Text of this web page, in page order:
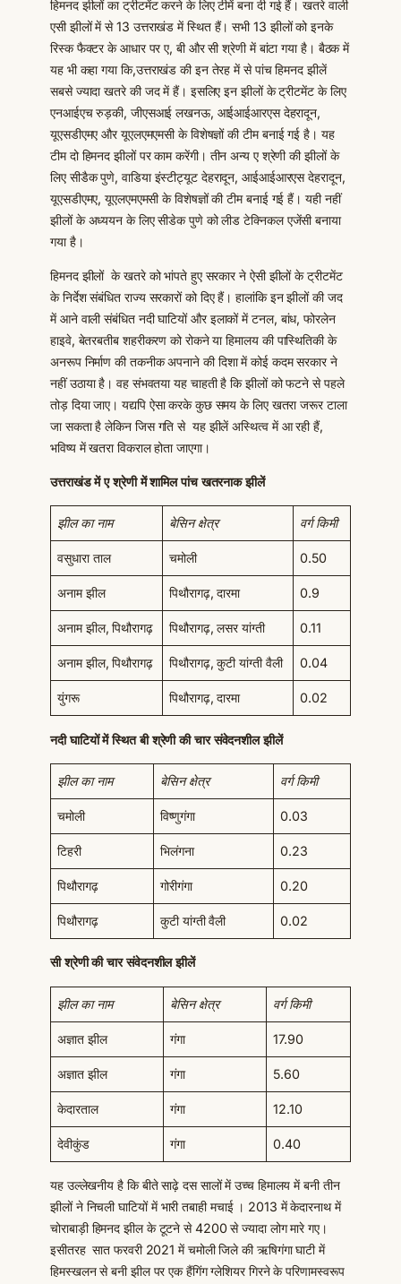
हिमनद झीलों का ट्रीटमेंट करने के लिए टीमें बना दी गई हैं। खतरे वाली
एसी झीलों में से 13 उत्तराखंड में स्थित हैं। सभी 13 झीलों को इनके
रिस्क फैक्टर के आधार पर ए, बी और सी श्रेणी में बांटा गया है। बैठक में
यह भी कहा गया कि,उत्तराखंड की इन तेरह में से पांच हिमनद झीलें
सबसे ज्यादा खतरे की जद में हैं। इसलिए इन झीलों के ट्रीटमेंट के लिए
एनआईएच रुड़की, जीएसआई लखनऊ, आईआईआरएस देहरादून,
यूएसडीएमए और यूएलएमएमसी के विशेषज्ञों की टीम बनाई गई है। यह
टीम दो हिमनद झीलों पर काम करेंगी। तीन अन्य ए श्रेणी की झीलों के
लिए सीडैक पुणे, वाडिया इंस्टीट्यूट देहरादून, आईआईआरएस देहरादून,
यूएसडीएमए, यूएलएमएमसी के विशेषज्ञों की टीम बनाई गई हैं। यही नहीं
झीलों के अध्ययन के लिए सीडेक पुणे को लीड टेक्निकल एजेंसी बनाया
गया है।
हिमनद झीलों के खतरे को भांपते हुए सरकार ने ऐसी झीलों के ट्रीटमेंट
के निर्देश संबंधित राज्य सरकारों को दिए हैं। हालांकि इन झीलों की जद
में आने वाली संबंधित नदी घाटियों और इलाकों में टनल, बांध, फोरलेन
हाइवे, बेतरबतीब शहरीकरण को रोकने या हिमालय की पास्थितिकी के
अनरूप निर्माण की तकनीक अपनाने की दिशा में कोई कदम सरकार ने
नहीं उठाया है। वह संभवतया यह चाहती है कि झीलों को फटने से पहले
तोड़ दिया जाए। यद्यपि ऐसा करके कुछ समय के लिए खतरा जरूर टाला
जा सकता है लेकिन जिस गति से यह झीलें अस्थित्व में आ रही हैं,
भविष्य में खतरा विकराल होता जाएगा।
उत्तराखंड में ए श्रेणी में शामिल पांच खतरनाक झीलें
झील का नाम बेसिन क्षेत्र वर्ग किमी
वसुधारा ताल चमोली 0.50
अनाम झील पिथौरागढ़, दारमा 0.9
अनाम झील, पिथौरागढ़ पिथौरागढ़, लसर यांग्ती 0.11
अनाम झील, पिथौरागढ़ पिथौरागढ़, कुटी यांग्ती वैली 0.04
युंगरू पिथौरागढ़, दारमा 0.02
नदी घाटियों में स्थित बी श्रेणी की चार संवेदनशील झीलें
झील का नाम बेसिन क्षेत्र वर्ग किमी
चमोली विष्णुगंगा 0.03
टिहरी भिलंगना 0.23
पिथौरागढ़ गोरीगंगा 0.20
पिथौरागढ़ कुटी यांग्ती वैली 0.02
सी श्रेणी की चार संवेदनशील झीलें
झील का नाम बेसिन क्षेत्र वर्ग किमी
अज्ञात झील गंगा 17.90
अज्ञात झील गंगा 5.60
केदारताल गंगा 12.10
देवीकुंड गंगा 0.40
यह उल्लेखनीय है कि बीते साढ़े दस सालों में उच्च हिमालय में बनी तीन
झीलों ने निचली घाटियों में भारी तबाही मचाई । 2013 में केदारनाथ में
चोराबाड़ी हिमनद झील के टूटने से 4200 से ज्यादा लोग मारे गए।
इसीतरह सात फरवरी 2021 में चमोली जिले की ऋषिगंगा घाटी में
हिमस्खलन से बनी झील पर एक हैंगिंग ग्लेशियर गिरने के परिणामस्वरूप